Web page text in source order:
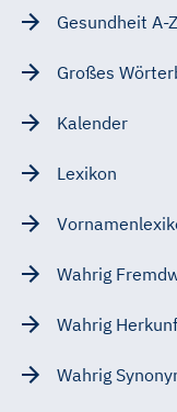
Gesundheit A-Z
Großes
Kalender
Lexikon
Wahrig
Wahrig
Wahrig